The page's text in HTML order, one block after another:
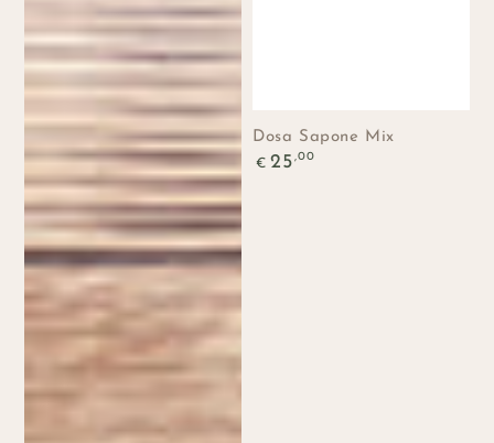
Dosa Sapone Mix
Prezzo
regolare
€ 25,00